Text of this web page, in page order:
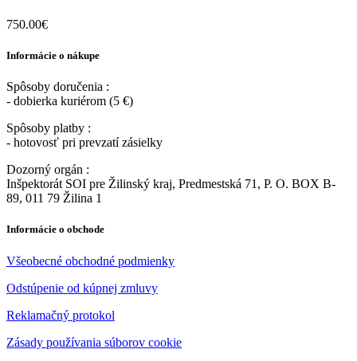
750.00€
Informácie o nákupe
Spôsoby doručenia :
- dobierka kuriérom (5 €)
Spôsoby platby :
- hotovosť pri prevzatí zásielky
Dozorný orgán :
Inšpektorát SOI pre Žilinský kraj, Predmestská 71, P. O. BOX B-
89, 011 79 Žilina 1
Informácie o obchode
Všeobecné obchodné podmienky
Odstúpenie od kúpnej zmluvy
Reklamačný protokol
Zásady používania súborov cookie